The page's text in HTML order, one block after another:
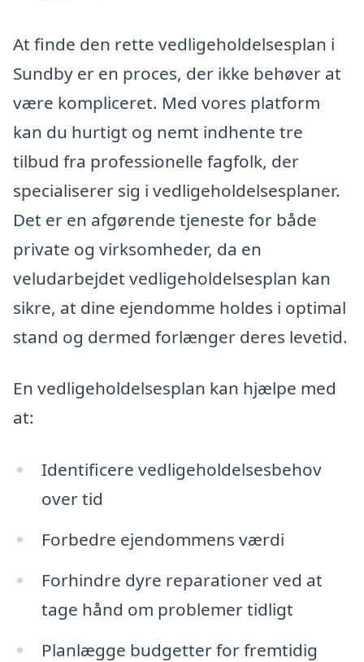
At finde den rette vedligeholdelsesplan i
Sundby er en proces, der ikke behøver at
være kompliceret. Med vores platform
kan du hurtigt og nemt indhente tre
tilbud fra professionelle fagfolk, der
specialiserer sig i vedligeholdelsesplaner.
Det er en afgørende tjeneste for både
private og virksomheder, da en
veludarbejdet vedligeholdelsesplan kan
sikre, at dine ejendomme holdes i optimal
stand og dermed forlænger deres levetid.
En vedligeholdelsesplan kan hjælpe med
at:
Identificere vedligeholdelsesbehov
over tid
Forbedre ejendommens værdi
Forhindre dyre reparationer ved at
tage hånd om problemer tidligt
Planlægge budgetter for fremtidig